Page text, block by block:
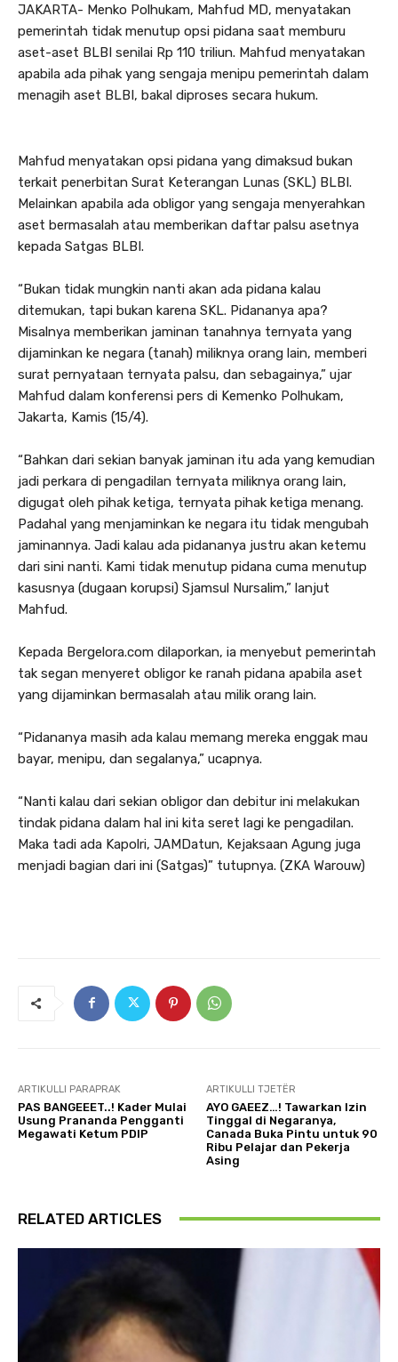
JAKARTA- Menko Polhukam, Mahfud MD, menyatakan
pemerintah tidak menutup opsi pidana saat memburu
aset-aset BLBI senilai Rp 110 triliun. Mahfud menyatakan
apabila ada pihak yang sengaja menipu pemerintah dalam
menagih aset BLBI, bakal diproses secara hukum.
Mahfud menyatakan opsi pidana yang dimaksud bukan
terkait penerbitan Surat Keterangan Lunas (SKL) BLBI.
Melainkan apabila ada obligor yang sengaja menyerahkan
aset bermasalah atau memberikan daftar palsu asetnya
kepada Satgas BLBI.
“Bukan tidak mungkin nanti akan ada pidana kalau
ditemukan, tapi bukan karena SKL. Pidananya apa?
Misalnya memberikan jaminan tanahnya ternyata yang
dijaminkan ke negara (tanah) miliknya orang lain, memberi
surat pernyataan ternyata palsu, dan sebagainya,” ujar
Mahfud dalam konferensi pers di Kemenko Polhukam,
Jakarta, Kamis (15/4).
“Bahkan dari sekian banyak jaminan itu ada yang kemudian
jadi perkara di pengadilan ternyata miliknya orang lain,
digugat oleh pihak ketiga, ternyata pihak ketiga menang.
Padahal yang menjaminkan ke negara itu tidak mengubah
jaminannya. Jadi kalau ada pidananya justru akan ketemu
dari sini nanti. Kami tidak menutup pidana cuma menutup
kasusnya (dugaan korupsi) Sjamsul Nursalim,” lanjut
Mahfud.
Kepada Bergelora.com dilaporkan, ia menyebut pemerintah
tak segan menyeret obligor ke ranah pidana apabila aset
yang dijaminkan bermasalah atau milik orang lain.
“Pidananya masih ada kalau memang mereka enggak mau
bayar, menipu, dan segalanya,” ucapnya.
“Nanti kalau dari sekian obligor dan debitur ini melakukan
tindak pidana dalam hal ini kita seret lagi ke pengadilan.
Maka tadi ada Kapolri, JAMDatun, Kejaksaan Agung juga
menjadi bagian dari ini (Satgas)” tutupnya. (ZKA Warouw)
ARTIKULLI PARAPRAK
PAS BANGEEET..! Kader Mulai
Usung Prananda Pengganti
Megawati Ketum PDIP
ARTIKULLI TJETËR
AYO GAEEZ…! Tawarkan Izin
Tinggal di Negaranya,
Canada Buka Pintu untuk 90
Ribu Pelajar dan Pekerja
Asing
RELATED ARTICLES